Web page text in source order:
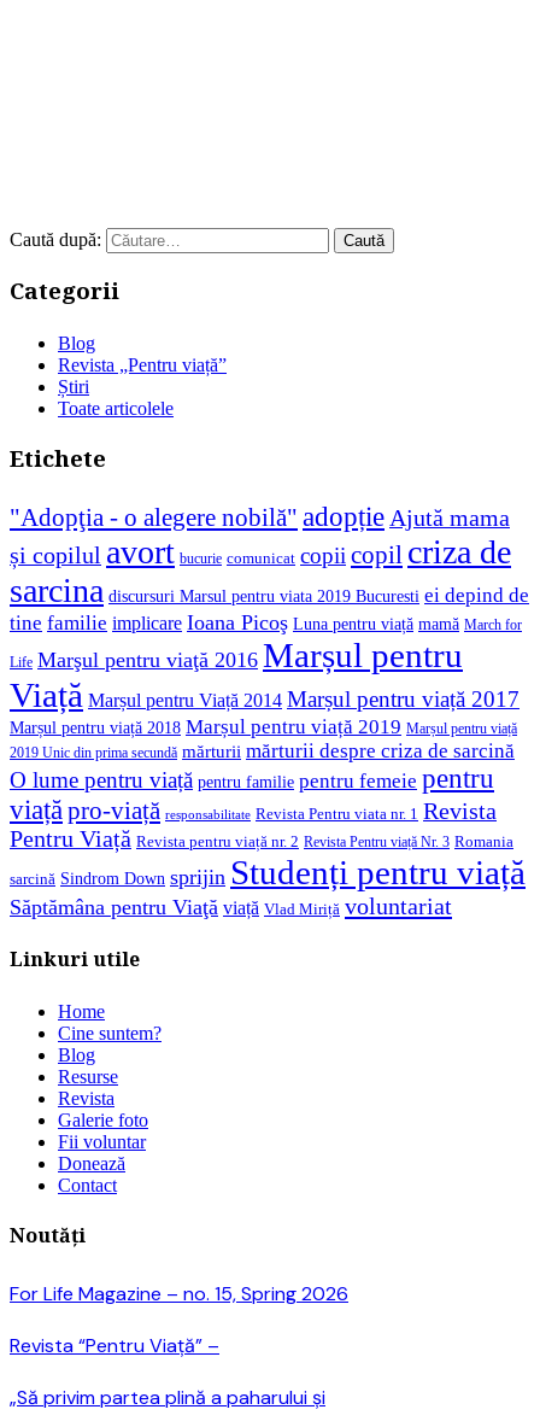
Caută după:
Categorii
Blog
Revista „Pentru viață”
Știri
Toate articolele
Etichete
"Adopţia - o alegere nobilă" adopție Ajută mama
și copilul avort bucurie comunicat copii copil criza de
sarcina discursuri Marsul pentru viata 2019 Bucuresti ei depind de
tine familie implicare Ioana Picoş Luna pentru viață mamă March for
Life Marşul pentru viaţă 2016 Marșul pentru
Viață Marșul pentru Viață 2014 Marșul pentru viață 2017
Marșul pentru viață 2018 Marșul pentru viață 2019 Marșul pentru viață
2019 Unic din prima secundă mărturii mărturii despre criza de sarcină
O lume pentru viață pentru familie pentru femeie pentru
viață pro-viață responsabilitate Revista Pentru viata nr. 1 Revista
Pentru Viață Revista pentru viață nr. 2 Revista Pentru viață Nr. 3 Romania
sarcină Sindrom Down sprijin Studenți pentru viață
Săptămâna pentru Viaţă viață Vlad Miriță voluntariat
Linkuri utile
Home
Cine suntem?
Blog
Resurse
Revista
Galerie foto
Fii voluntar
Donează
Contact
Noutăți
For Life Magazine – no. 15, Spring 2026
Revista “Pentru Viață” –
„Să privim partea plină a paharului și